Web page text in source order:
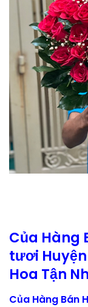
Của Hàng
tươi Huyện
Hoa Tận
Của Hàng Bán